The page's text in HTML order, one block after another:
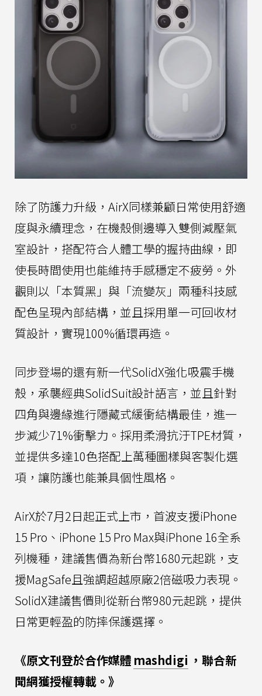
除了防護力升級，AirX同樣兼顧日常使用舒適
度與永續理念，在機殼側邊導入雙側減壓氣
室設計，搭配符合人體工學的握持曲線，即
使長時間使用也能維持手感穩定不疲勞。外
觀則以「本質黑」與「流變灰」兩種科技感
配色呈現內部結構，並且採用單一可回收材
質設計，實現100%循環再造。
同步登場的還有新一代SolidX強化吸震手機
殼，承襲經典SolidSuit設計語言，並且針對
四角與邊緣進行隱藏式緩衝結構最佳，進一
步減少71%衝擊力。採用柔滑抗汙TPE材質，
並提供多達10色搭配上萬種圖樣與客製化選
項，讓防護也能兼具個性風格。
AirX於7月2日起正式上市，首波支援iPhone
15 Pro、iPhone 15 Pro Max與iPhone 16全系
列機種，建議售價為新台幣1680元起跳，支
援MagSafe且強調超越原廠2倍磁吸力表現。
SolidX建議售價則從新台幣980元起跳，提供
日常更輕盈的防摔保護選擇。
《原文刊登於合作媒體 mashdigi ，聯合新
聞網獲授權轉載。》